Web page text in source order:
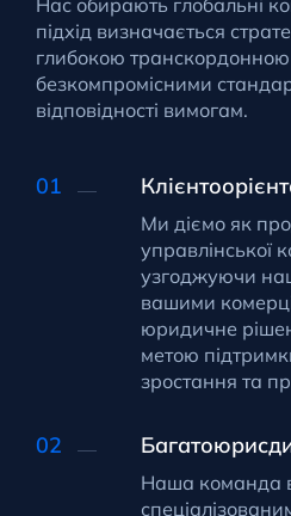
підхід визначається
глибокою
безкомпромісними
відповідності вимогам.
Ми діємо як
управлінської
узгоджуючи
вашими
юридичне
метою
зростання та
Наша команда